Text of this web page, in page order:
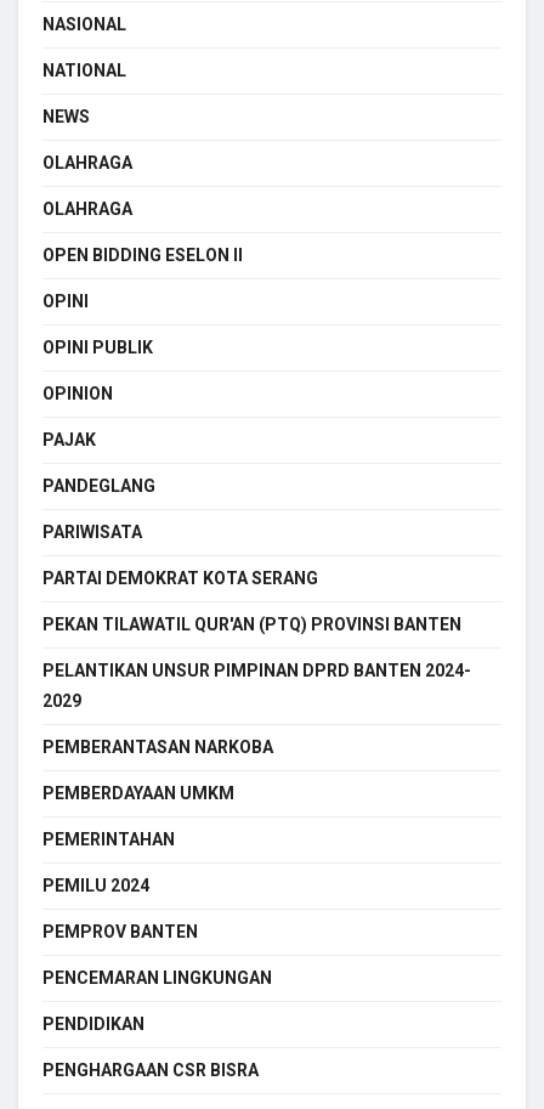
NASIONAL
NATIONAL
NEWS
OLAHRAGA
OLAHRAGA
OPEN BIDDING ESELON II
OPINI
OPINI PUBLIK
OPINION
PAJAK
PANDEGLANG
PARIWISATA
PARTAI DEMOKRAT KOTA SERANG
PEKAN TILAWATIL QUR'AN (PTQ) PROVINSI BANTEN
PELANTIKAN UNSUR PIMPINAN DPRD BANTEN 2024-
2029
PEMBERANTASAN NARKOBA
PEMBERDAYAAN UMKM
PEMERINTAHAN
PEMILU 2024
PEMPROV BANTEN
PENCEMARAN LINGKUNGAN
PENDIDIKAN
PENGHARGAAN CSR BISRA